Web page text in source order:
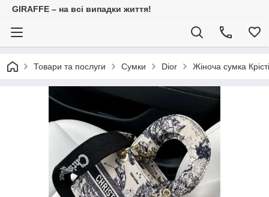
GIRAFFE – на всі випадки життя!
Товари та послуги Сумки Dior Жіноча сумка